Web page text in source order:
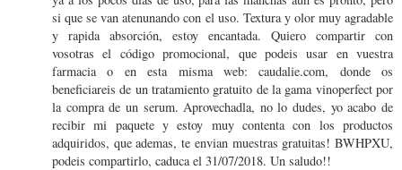
si que se van atenunando con el uso. Textura y olor muy agradable
y rapida absorción, estoy encantada. Quiero compartir con
vosotras el código promocional, que podeis usar en vuestra
farmacia o en esta misma web: caudalie.com, donde os
beneficiareis de un tratamiento gratuito de la gama vinoperfect por
la compra de un serum. Aprovechadla, no lo dudes, yo acabo de
recibir mi paquete y estoy muy contenta con los productos
adquiridos, que ademas, te envian muestras gratuitas! BWHPXU,
podeis compartirlo, caduca el 31/07/2018. Un saludo!!